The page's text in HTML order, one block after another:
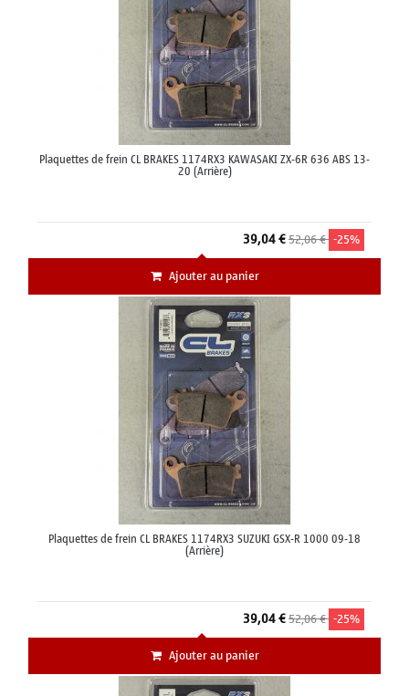
Plaquettes de frein CL BRAKES 1174RX3 KAWASAKI ZX-6R 636 ABS 13-
20 (Arrière)
39,04 €52,06 € -25%
Ajouter au panier
Plaquettes de frein CL BRAKES 1174RX3 SUZUKI GSX-R 1000 09-18
(Arrière)
39,04 €52,06 € -25%
Ajouter au panier